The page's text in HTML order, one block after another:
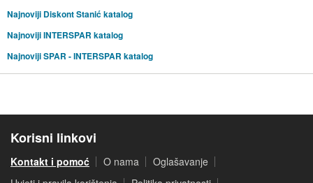
Najnoviji Diskont Stanić katalog
Najnoviji INTERSPAR katalog
Najnoviji SPAR - INTERSPAR katalog
Korisni linkovi
Kontakt i pomoć O nama
Oglašavanje